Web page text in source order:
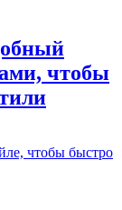
чтобы